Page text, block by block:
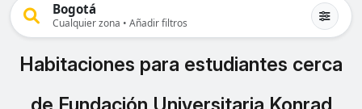
Bogotá
Cualquier zona • Añadir filtros
Habitaciones para estudiantes cerca